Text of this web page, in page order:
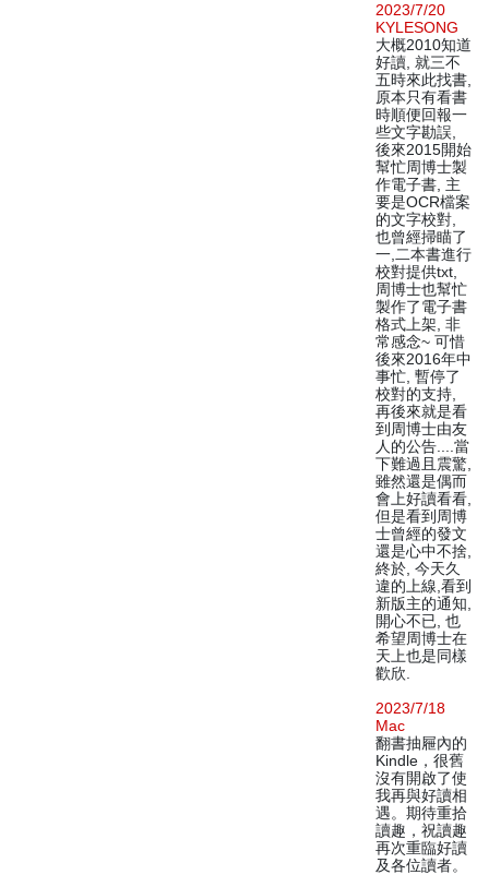
2023/7/20
KYLESONG
大概2010知道
好讀, 就三不
五時來此找書,
原本只有看書
時順便回報一
些文字勘誤,
後來2015開始
幫忙周博士製
作電子書, 主
要是OCR檔案
的文字校對,
也曾經掃瞄了
一,二本書進行
校對提供txt,
周博士也幫忙
製作了電子書
格式上架, 非
常感念~ 可惜
後來2016年中
事忙, 暫停了
校對的支持,
再後來就是看
到周博士由友
人的公告....當
下難過且震驚,
雖然還是偶而
會上好讀看看,
但是看到周博
士曾經的發文
還是心中不捨,
終於, 今天久
違的上線,看到
新版主的通知,
開心不已, 也
希望周博士在
天上也是同樣
歡欣.
2023/7/18
Mac
翻書抽屜內的
Kindle，很舊
沒有開啟了使
我再與好讀相
遇。期待重拾
讀趣，祝讀趣
再次重臨好讀
及各位讀者。